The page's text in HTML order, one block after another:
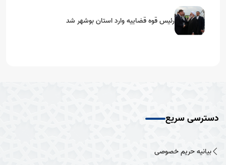
رئیس قوه قضاییه وارد استان بوشهر شد
دسترسی سریع
بیانیه حریم خصوصی